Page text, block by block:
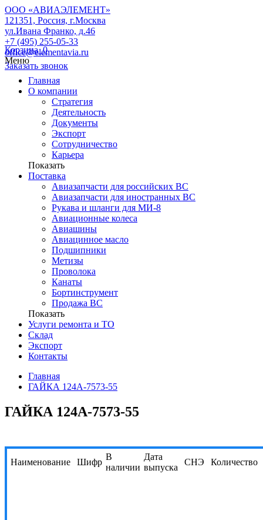
ООО «АВИАЭЛЕМЕНТ»
121351, Россия, г.Москва
ул.Ивана Франко, д.46
+7 (495) 255-05-33
office@elementavia.ru
Заказать звонок
Корзина0
Меню
Главная
О компании
Стратегия
Деятельность
Документы
Экспорт
Сотрудничество
Карьера
Показать
Поставка
Авиазапчасти для российских ВС
Авиазапчасти для иностранных ВС
Рукава и шланги для МИ-8
Авиационные колеса
Авиашины
Авиацинное масло
Подшипники
Метизы
Проволока
Канаты
Бортинструмент
Продажа ВС
Показать
Услуги ремонта и ТО
Склад
Экспорт
Контакты
Главная
ГАЙКА 124А-7573-55
ГАЙКА 124А-7573-55
Наименование Шифр
В
наличии
Дата
выпуска
СНЭ Количество